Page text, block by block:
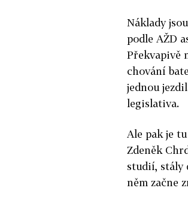
Náklady
podle AŽD
Překvapivě
chování
jednou
legislativa.
Ale pak je
Zdeněk
studií, stály
něm začne